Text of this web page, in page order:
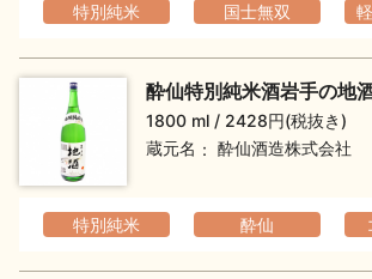
特別純米 国士無双
酔仙特別純米酒岩手の
1800 ml
2428円(税抜き)
蔵元名
酔仙酒造株式会社
特別純米 酔仙